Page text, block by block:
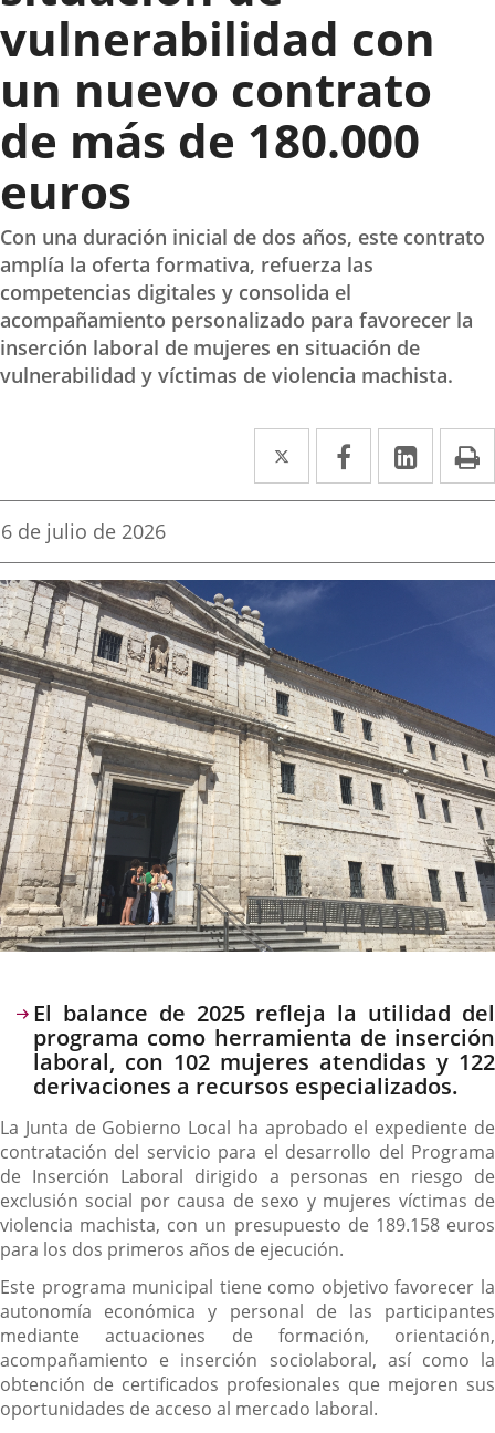
vulnerabilidad con
un nuevo contrato
de más de 180.000
euros
Con una duración inicial de dos años, este contrato
amplía la oferta formativa, refuerza las
competencias digitales y consolida el
acompañamiento personalizado para favorecer la
inserción laboral de mujeres en situación de
vulnerabilidad y víctimas de violencia machista.
Twitter
Enlace
a
aplicación
externa.
Facebook
Enlace
a
aplicación
Enlace
a
Fecha
la
noticia
6 de julio de 2026
Descripción
El balance de 2025 refleja la utilidad del
programa como herramienta de inserción
laboral, con 102 mujeres atendidas y 122
derivaciones a recursos especializados.
La Junta de Gobierno Local ha aprobado el expediente de
contratación del servicio para el desarrollo del Programa
de Inserción Laboral dirigido a personas en riesgo de
exclusión social por causa de sexo y mujeres víctimas de
violencia machista, con un presupuesto de 189.158 euros
para los dos primeros años de ejecución.
Este programa municipal tiene como objetivo favorecer la
autonomía económica y personal de las participantes
mediante actuaciones de formación, orientación,
acompañamiento e inserción sociolaboral, así como la
obtención de certificados profesionales que mejoren sus
oportunidades de acceso al mercado laboral.